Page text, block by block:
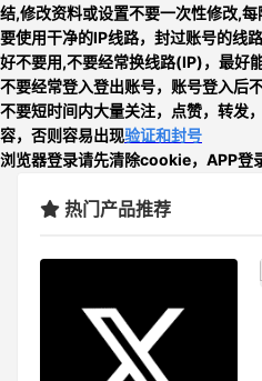
结,修改资料或设置不要一次性修改,每
要使用干净的IP线路，封过账号的线
好不要用,不要经常换线路(IP)，最好
不要经常登入登出账号，账号登入后
不要短时间内大量关注，点赞，转发，
容，否则容易出现验证和封号
浏览器登录请先清除cookie，APP登
热门产品推荐